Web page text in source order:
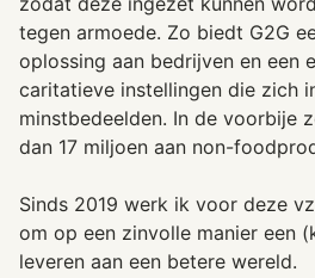
tegen armoede. Zo biedt G2G
oplossing aan bedrijven en een
caritatieve instellingen die zich
minstbedeelden. In de voorbije
dan 17 miljoen aan non-
Sinds 2019 werk ik voor deze
om op een zinvolle manier een
leveren aan een betere wereld.